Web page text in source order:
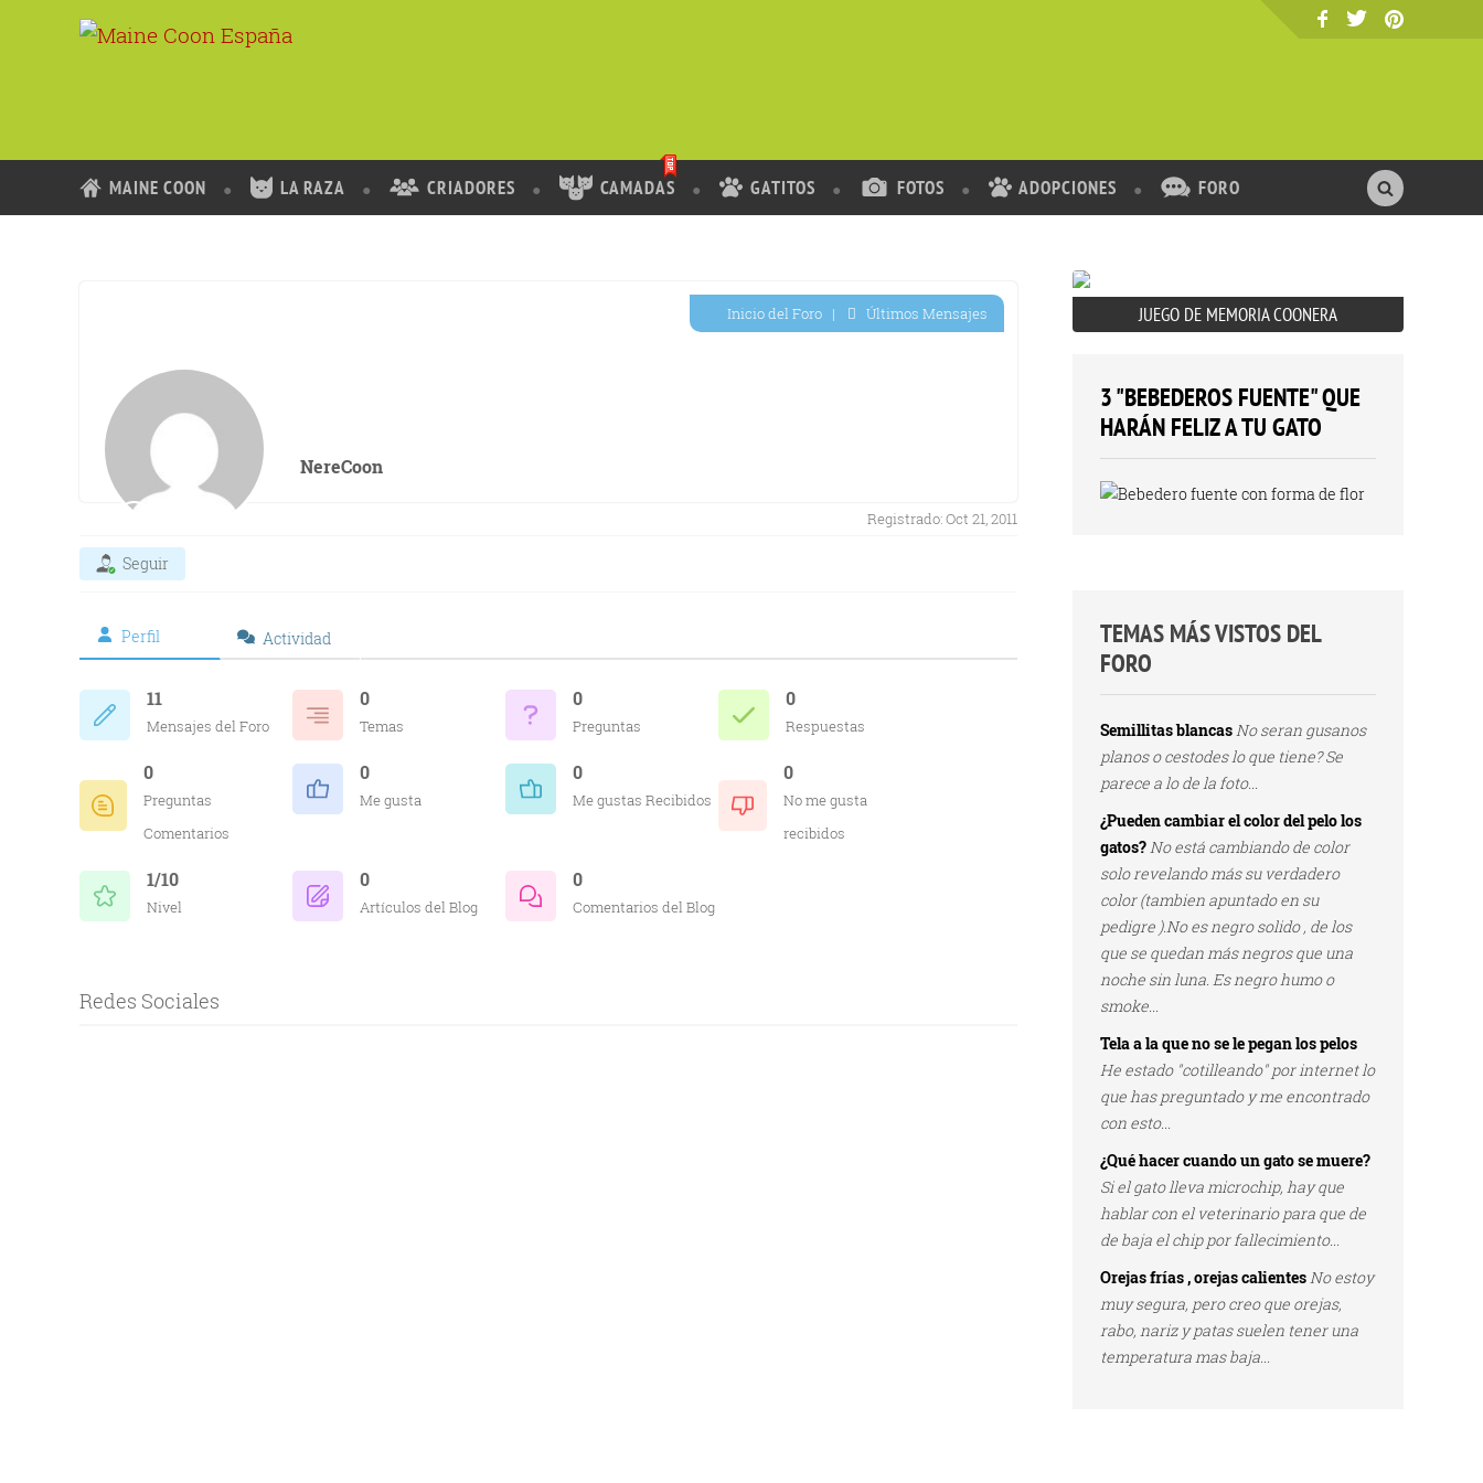
MAINE COON LA RAZA CRIADORES CAMADAS GATITOS FOTOS ADOPCIONES FORO
NereCoon
Inicio del Foro| Últimos Mensajes
Registrado: Oct 21, 2011
Seguir
Perfil Actividad
11
Mensajes del Foro
0
Temas
0
Preguntas
0
Respuestas
0
Preguntas
Comentarios
0
Me gusta
0
Me gustas Recibidos
0
No me gusta
recibidos
1/10
Nivel
0
Artículos del Blog
0
Comentarios del Blog
Redes Sociales
JUEGO DE MEMORIA COONERA
3 "BEBEDEROS FUENTE" QUE
HARÁN FELIZ A TU GATO
TEMAS MÁS VISTOS DEL
FORO
Semillitas blancasNo seran gusanos
planos o cestodes lo que tiene? Se
parece a lo de la foto...
¿Pueden cambiar el color del pelo los
gatos?No está cambiando de color
solo revelando más su verdadero
color (tambien apuntado en su
pedigre ).No es negro solido , de los
que se quedan más negros que una
noche sin luna. Es negro humo o
smoke...
Tela a la que no se le pegan los pelos
He estado "cotilleando" por internet lo
que has preguntado y me encontrado
con esto...
¿Qué hacer cuando un gato se muere?
Si el gato lleva microchip, hay que
hablar con el veterinario para que de
de baja el chip por fallecimiento...
Orejas frías , orejas calientesNo estoy
muy segura, pero creo que orejas,
rabo, nariz y patas suelen tener una
temperatura mas baja...